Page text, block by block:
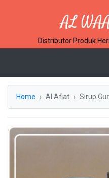
AL
Distributor Produk
Home Al Afiat Sirup